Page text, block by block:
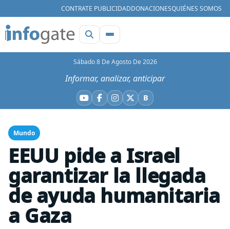
CONTRATE PUBLICIDADDONACIONESQUIÉNES SOMOS
Sábado 8 De Agosto De 2026
Informar, analizar, anticipar
YouTube
Facebook
Instagram
X BBluesky
Mundo
EEUU pide a Israel
garantizar la llegada
de ayuda humanitaria
a Gaza